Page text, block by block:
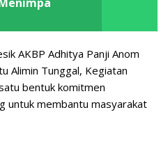
AKBP Adhitya Panji Anom
Alimin Tunggal, Kegiatan
bentuk komitmen
untuk membantu masyarakat